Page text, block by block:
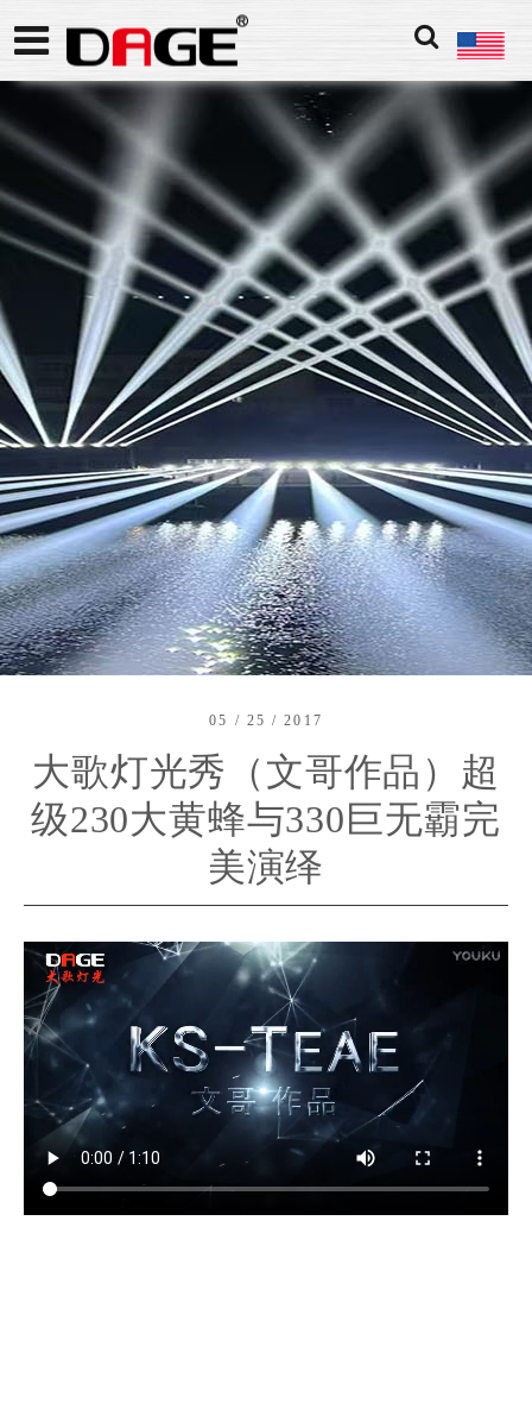
05 / 25 / 2017
大歌灯光秀（文哥作品）超
级230大黄蜂与330巨无霸完
美演绎